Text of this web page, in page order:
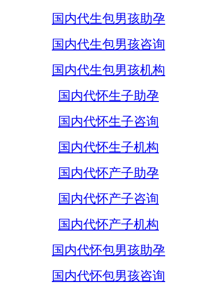
国内代生包男孩助孕
国内代生包男孩咨询
国内代生包男孩机构
国内代怀生子助孕
国内代怀生子咨询
国内代怀生子机构
国内代怀产子助孕
国内代怀产子咨询
国内代怀产子机构
国内代怀包男孩助孕
国内代怀包男孩咨询